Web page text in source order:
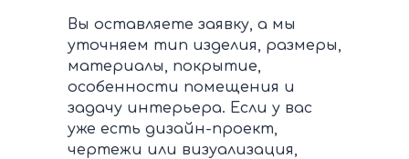
Вы оставляете заявку, а мы
уточняем тип изделия, размеры,
материалы, покрытие,
особенности помещения и
задачу интерьера. Если у вас
уже есть дизайн-проект,
чертежи или визуализация,